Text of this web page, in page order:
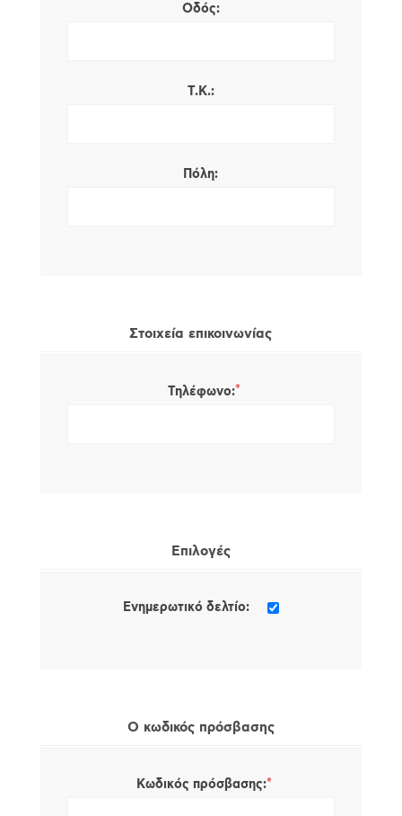
Οδός:
Τ.Κ.:
Πόλη:
Στοιχεία επικοινωνίας
Τηλέφωνο:*
Επιλογές
Ενημερωτικό δελτίο:
Ο κωδικός πρόσβασης
Κωδικός πρόσβασης:*